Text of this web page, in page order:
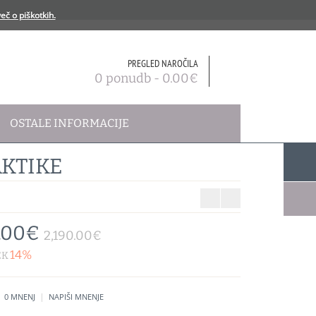
o piškotkih.
PREGLED NAROČILA
0 ponudb - 0.00€
OSTALE INFORMACIJE
2,190.00€
14%
0 MNENJ | NAPIŠI MNENJE